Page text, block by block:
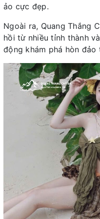
ảo cực đẹp.
Ngoài ra, Quang Thắng
hồi từ nhiều tỉnh thành
động khám phá hòn đảo